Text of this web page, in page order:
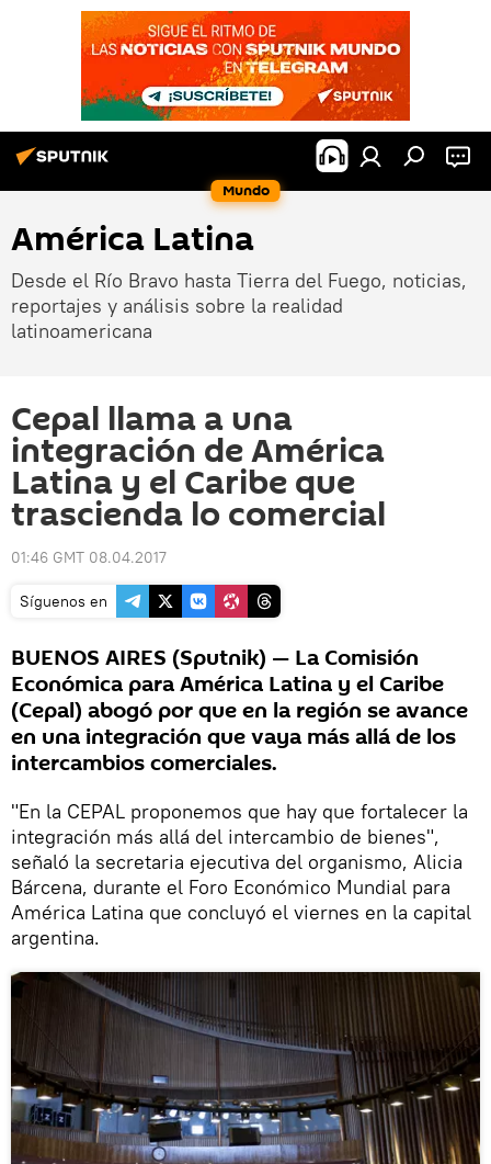
Mundo
América Latina
Desde el Río Bravo hasta Tierra del Fuego, noticias,
reportajes y análisis sobre la realidad
latinoamericana
Cepal llama a una
integración de América
Latina y el Caribe que
trascienda lo comercial
01:46 GMT 08.04.2017
Síguenos en
BUENOS AIRES (Sputnik) — La Comisión
Económica para América Latina y el Caribe
(Cepal) abogó por que en la región se avance
en una integración que vaya más allá de los
intercambios comerciales.
"En la CEPAL proponemos que hay que fortalecer la
integración más allá del intercambio de bienes",
señaló la secretaria ejecutiva del organismo, Alicia
Bárcena, durante el Foro Económico Mundial para
América Latina que concluyó el viernes en la capital
argentina.